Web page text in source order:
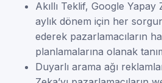
Akıllı Teklif, Google Yapay
aylık dönem için her
ederek pazarlamacıların
planlamalarına olanak
Duyarlı arama ağı